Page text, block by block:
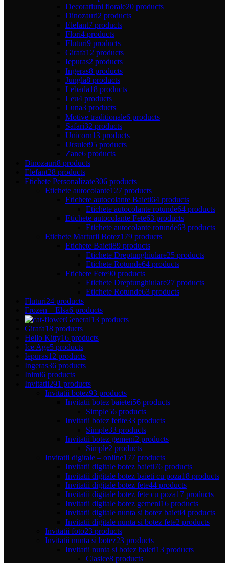
Decoratiuni florale20 products
Dinozauri2 products
Elefant7 products
Flori4 products
Fluturi9 products
Girafa12 products
Iepuras2 products
Ingeras8 products
Jungla8 products
Lebada18 products
Leu4 products
Luna3 products
Motive traditionale6 products
Safari32 products
Unicorn13 products
Ursulet95 products
Zane6 products
Dinozauri8 products
Elefant28 products
Etichete Personalizate306 products
Etichete autocolante127 products
Etichete autocolante Baieti64 products
Etichete autocolante rotunde64 products
Etichete autocolante Fete63 products
Etichete autocolante rotunde63 products
Etichete Marturii Botez179 products
Etichete Baieti89 products
Etichete Dreptunghiulare25 products
Etichete Rotunde64 products
Etichete Fete90 products
Etichete Dreptunghiulare27 products
Etichete Rotunde63 products
Fluturi24 products
Frozen – Elsa6 products
General13 products
Girafa18 products
Hello Kitty16 products
Ice Age5 products
Iepuras12 products
Ingeras36 products
Inimi6 products
Invitatii291 products
Invitatii botez93 products
Invitatii botez baietei56 products
Simple56 products
Invitatii botez fetite33 products
Simple33 products
Invitatii botez gemeni2 products
Simple2 products
Invitatii digitale – online177 products
Invitatii digitale botez baieti76 products
Invitatii digitale botez baieti cu poza18 products
Invitatii digitale botez fete44 products
Invitatii digitale botez fete cu poza17 products
Invitatii digitale botez gemeni16 products
Invitatii digitale nunta si botez baieti4 products
Invitatii digitale nunta si botez fete2 products
Invitatii foto23 products
Invitatii nunta si botez23 products
Invitatii nunta si botez baieti13 products
Clasice8 products